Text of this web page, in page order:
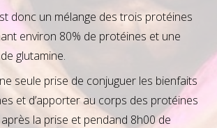
donc un mélange des trois protéines
environ 80% de protéines et une
glutamine.
seule prise de conjuguer les bienfaits
et d’apporter au corps des protéines
la prise et pendand 8h00 de